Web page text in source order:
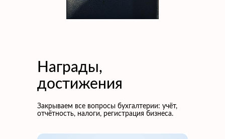
Награды,
достижения
Закрываем все вопросы бухгалтерии: учёт,
отчётность, налоги, регистрация бизнеса.